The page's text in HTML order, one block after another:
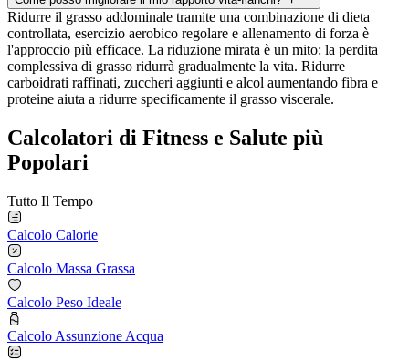
Ridurre il grasso addominale tramite una combinazione di dieta
controllata, esercizio aerobico regolare e allenamento di forza è
l'approccio più efficace. La riduzione mirata è un mito: la perdita
complessiva di grasso ridurrà gradualmente la vita. Ridurre
carboidrati raffinati, zuccheri aggiunti e alcol aumentando fibra e
proteine aiuta a ridurre specificamente il grasso viscerale.
Calcolatori di Fitness e Salute più
Popolari
Tutto Il Tempo
Calcolo Calorie
Calcolo Massa Grassa
Calcolo Peso Ideale
Calcolo Assunzione Acqua